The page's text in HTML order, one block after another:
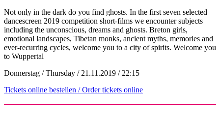
Not only in the dark do you find ghosts. In the first seven selected
dancescreen 2019 competition short-films we encounter subjects
including the unconscious, dreams and ghosts. Breton girls,
emotional landscapes, Tibetan monks, ancient myths, memories and
ever-recurring cycles, welcome you to a city of spirits. Welcome you
to Wuppertal
Donnerstag / Thursday / 21.11.2019 / 22:15
Tickets online bestellen / Order tickets online